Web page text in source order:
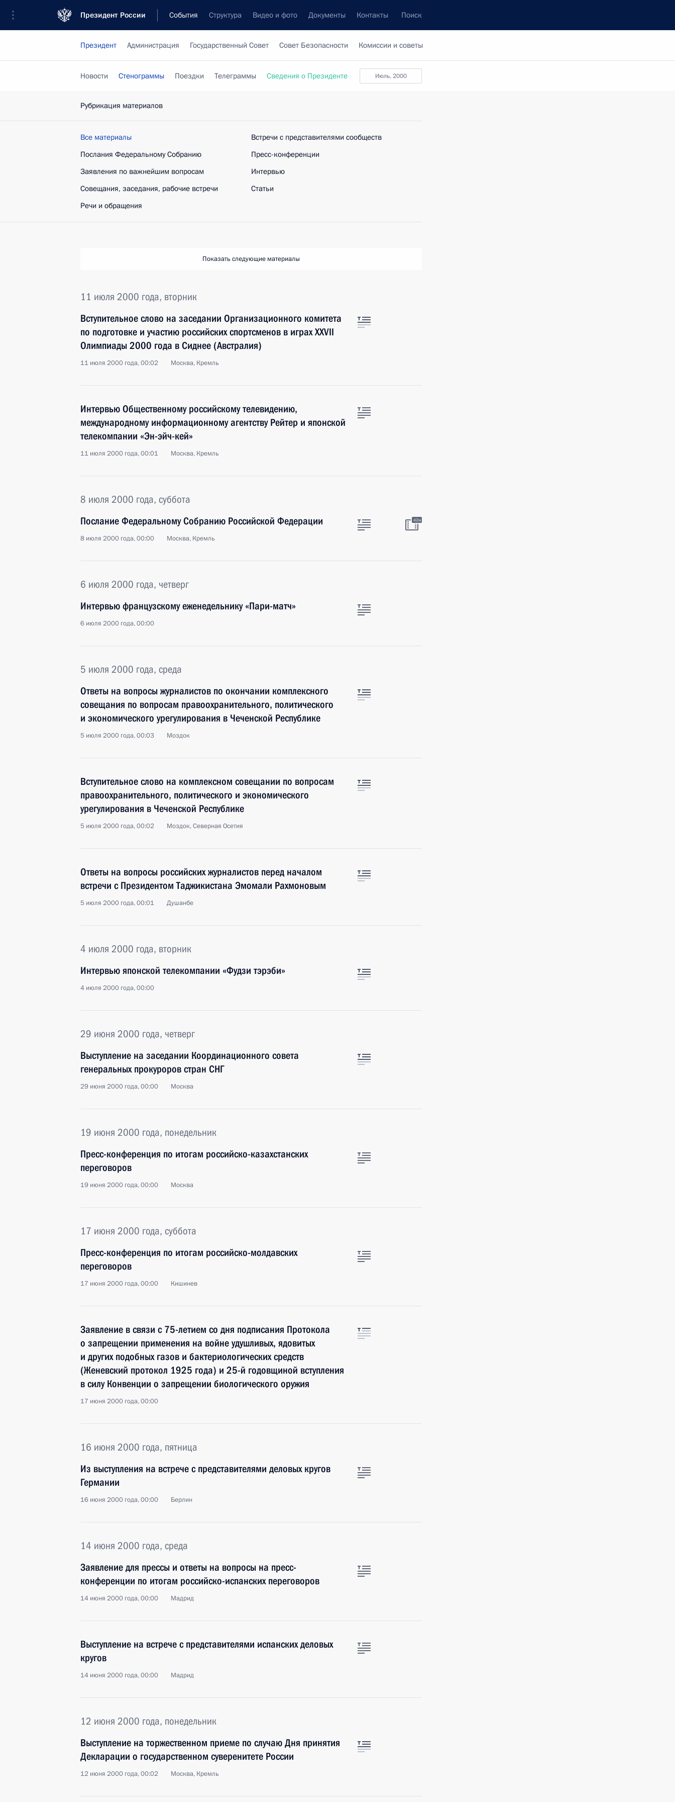
Президент России События Структура Видео и фото Документы Контакты Поиск
Президент Администрация Государственный Совет Совет Безопасности Комиссии и советы
июль, 2000
Новости Стенограммы Поездки Телеграммы Сведения о Президенте
Рубрикация материалов
Все материалы
Послания Федеральному Собранию
Заявления по важнейшим вопросам
Совещания, заседания, рабочие встречи
Речи и обращения
Встречи с представителями сообществ
Пресс-конференции
Интервью
Статьи
Показать следующие материалы
11 июля 2000 года, вторник
Вступительное слово на заседании Организационного комитета
по подготовке и участию российских спортсменов в играх XXVII
Олимпиады 2000 года в Сиднее (Австралия)
11 июля 2000 года, 00:02 Москва, Кремль
Интервью Общественному российскому телевидению,
международному информационному агентству Рейтер и японской
телекомпании «Эн-эйч-кей»
11 июля 2000 года, 00:01 Москва, Кремль
8 июля 2000 года, суббота
Послание Федеральному Собранию Российской Федерации
8 июля 2000 года, 00:00 Москва, Кремль
42м
6 июля 2000 года, четверг
Интервью французскому еженедельнику «Пари-матч»
6 июля 2000 года, 00:00
5 июля 2000 года, среда
Ответы на вопросы журналистов по окончании комплексного
совещания по вопросам правоохранительного, политического
и экономического урегулирования в Чеченской Республике
5 июля 2000 года, 00:03 Моздок
Вступительное слово на комплексном совещании по вопросам
правоохранительного, политического и экономического
урегулирования в Чеченской Республике
5 июля 2000 года, 00:02 Моздок, Северная Осетия
Ответы на вопросы российских журналистов перед началом
встречи с Президентом Таджикистана Эмомали Рахмоновым
5 июля 2000 года, 00:01 Душанбе
4 июля 2000 года, вторник
Интервью японской телекомпании «Фудзи тэрэби»
4 июля 2000 года, 00:00
29 июня 2000 года, четверг
Выступление на заседании Координационного совета
генеральных прокуроров стран СНГ
29 июня 2000 года, 00:00 Москва
19 июня 2000 года, понедельник
Пресс-конференция по итогам российско-казахстанских
переговоров
19 июня 2000 года, 00:00 Москва
17 июня 2000 года, суббота
Пресс-конференция по итогам российско-молдавских
переговоров
17 июня 2000 года, 00:00 Кишинев
Заявление в связи с 75-летием со дня подписания Протокола
о запрещении применения на войне удушливых, ядовитых
и других подобных газов и бактериологических средств
(Женевский протокол 1925 года) и 25-й годовщиной вступления
в силу Конвенции о запрещении биологического оружия
17 июня 2000 года, 00:00
16 июня 2000 года, пятница
Из выступления на встрече с представителями деловых кругов
Германии
16 июня 2000 года, 00:00 Берлин
14 июня 2000 года, среда
Заявление для прессы и ответы на вопросы на пресс-
конференции по итогам российско-испанских переговоров
14 июня 2000 года, 00:00 Мадрид
Выступление на встрече с представителями испанских деловых
кругов
14 июня 2000 года, 00:00 Мадрид
12 июня 2000 года, понедельник
Выступление на торжественном приеме по случаю Дня принятия
Декларации о государственном суверенитете России
12 июня 2000 года, 00:02 Москва, Кремль